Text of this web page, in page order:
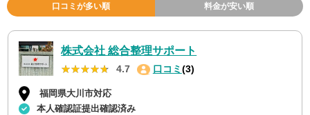
口コミが多い順 料金が安い順
株式会社 総合整理サポート
★★★★★
★★★★★ 4.7 口コミ (3)
福岡県大川市対応
本人確認証提出確認済み